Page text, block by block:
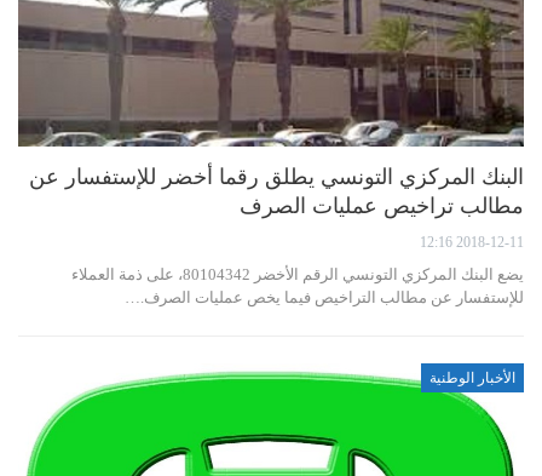
البنك المركزي التونسي يطلق رقما أخضر للإستفسار عن
مطالب تراخيص عمليات الصرف
2018-12-11 12:16
يضع البنك المركزي التونسي الرقم الأخضر 80104342، على ذمة العملاء
للإستفسار عن مطالب التراخيص فيما يخص عمليات الصرف.…
الأخبار الوطنية